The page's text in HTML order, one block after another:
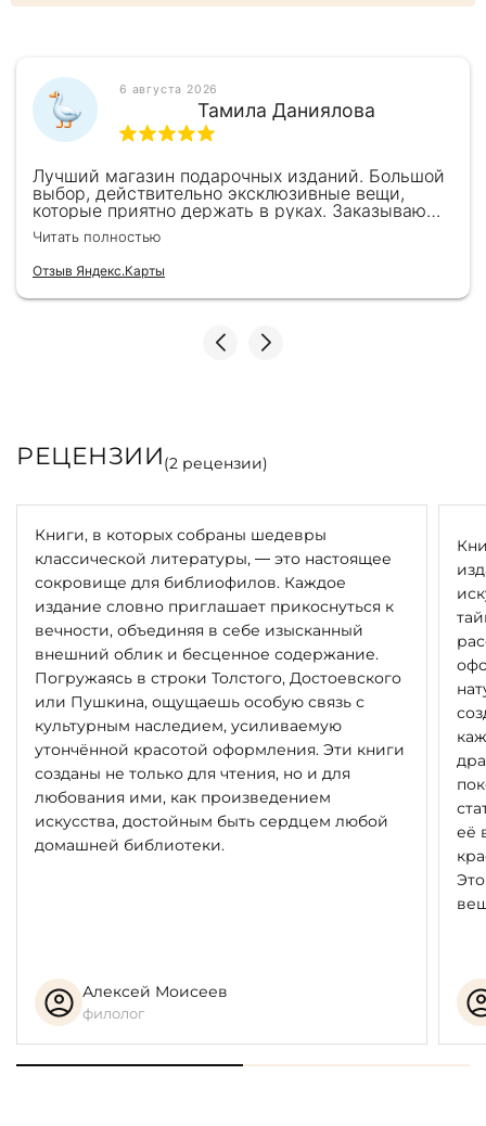
6 августа 2026
Тамила Даниялова
Лучший магазин подарочных изданий. Большой
выбор, действительно эксклюзивные вещи,
которые приятно держать в руках. Заказываю
здесь уже второй раз для бизнес-партнеров,
всегда всё безупречно — от общения с
консультантами до качества самих книг.
Однозначно рекомендую
Читать полностью
Отзыв Яндекс.Карты
РЕЦЕНЗИИ(2 рецензии)
Книги, в которых собраны шедевры
классической литературы, — это настоящее
сокровище для библиофилов. Каждое
издание словно приглашает прикоснуться к
вечности, объединяя в себе изысканный
внешний облик и бесценное содержание.
Погружаясь в строки Толстого, Достоевского
или Пушкина, ощущаешь особую связь с
культурным наследием, усиливаемую
утончённой красотой оформления. Эти книги
созданы не только для чтения, но и для
любования ими, как произведением
искусства, достойным быть сердцем любой
домашней библиотеки.
Алексей Моисеев
филолог
её